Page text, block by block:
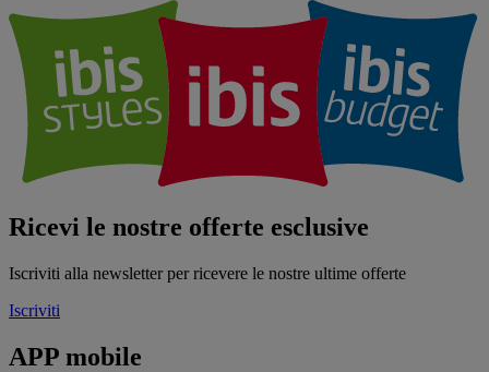
Ricevi le nostre offerte esclusive
Iscriviti alla newsletter per ricevere le nostre ultime offerte
Iscriviti
APP mobile